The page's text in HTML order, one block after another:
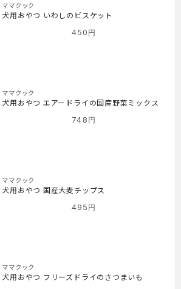
ママクック
犬用おやつ いわしのビスケット
450 円
ママクック
犬用おやつ エアードライの国産野菜ミックス
748 円
ママクック
犬用おやつ 国産大麦チップス
495 円
ママクック
犬用おやつ フリーズドライのさつまいも